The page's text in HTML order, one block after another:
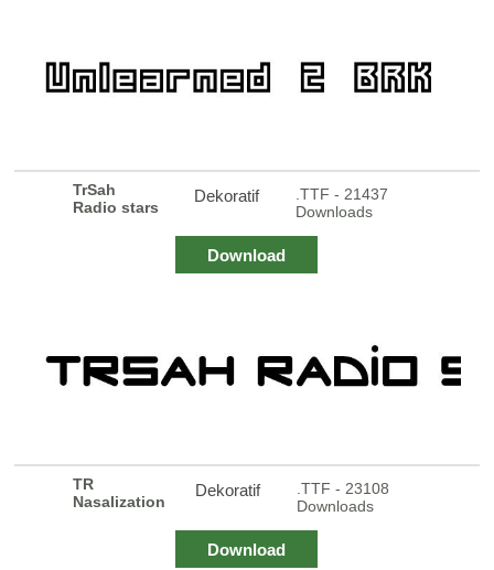
TrSah
Radio stars
Dekoratif
.TTF - 21437
Downloads
Download
TR
Nasalization
Dekoratif
.TTF - 23108
Downloads
Download